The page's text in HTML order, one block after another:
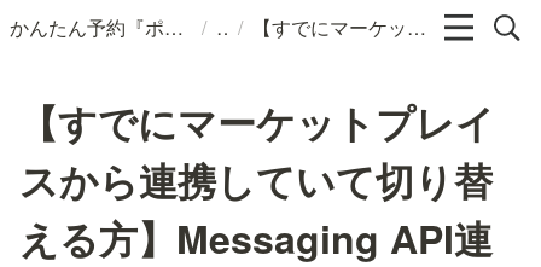
かんたん予約『ポチコ』ヘルプページ / / 【すでにマーケットプレイスから連携していて切り替える方】Messaging API連携 + LIFFアプリ設定
【すでにマーケットプレイ
スから連携していて切り替
える方】Messaging API連